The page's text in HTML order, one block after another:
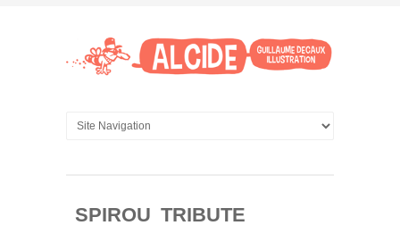
SPIROU TRIBUTE